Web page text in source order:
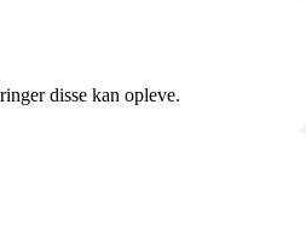
disse kan opleve.